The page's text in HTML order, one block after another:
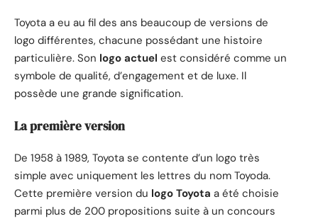
Toyota a eu au fil des ans beaucoup de versions de
logo différentes, chacune possédant une histoire
particulière. Son logo actuel est considéré comme un
symbole de qualité, d’engagement et de luxe. Il
possède une grande signification.
La première version
De 1958 à 1989, Toyota se contente d’un logo très
simple avec uniquement les lettres du nom Toyoda.
Cette première version du logo Toyota a été choisie
parmi plus de 200 propositions suite à un concours